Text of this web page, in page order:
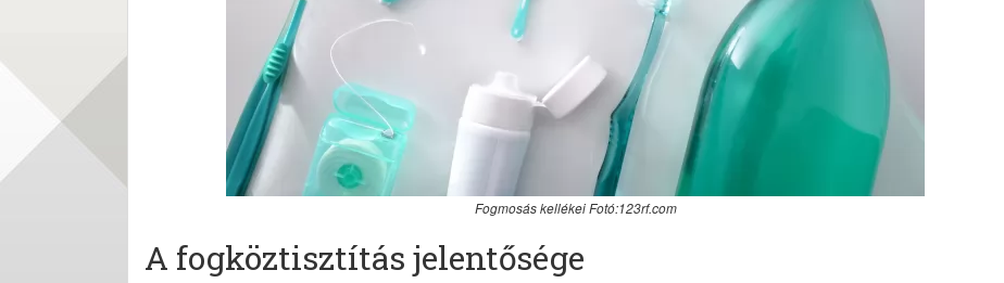
Fogmosás kellékei Fotó:123rf.com
A fogköztisztítás jelentősége